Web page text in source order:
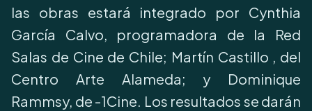
las obras estará integrado por Cynthia
García Calvo, programadora de la Red
Salas de Cine de Chile; Martín Castillo , del
Centro Arte Alameda; y Dominique
Rammsy, de -1Cine. Los resultados se darán